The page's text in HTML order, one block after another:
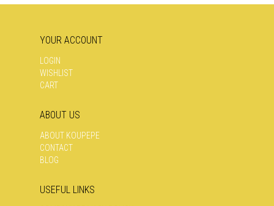
YOUR ACCOUNT
LOGIN
WISHLIST
CART
ABOUT US
ABOUT KOUPEPE
CONTACT
BLOG
USEFUL LINKS